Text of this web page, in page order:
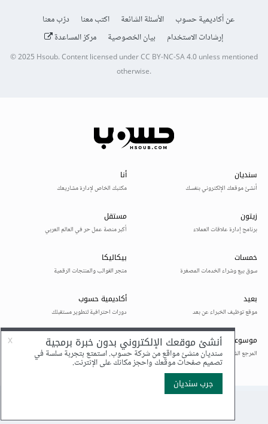
عن أكاديمية حسوب الأسئلة الشائعة اكتب معنا
درّب معنا
إرشادات الاستخدام
بيان الخصوصية مركز المساعدة
© 2025Hsoub.Content licensed underCC BY-NC-SA 4.0unless mentioned
otherwise.